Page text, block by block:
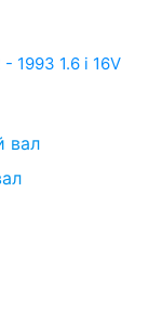
- 1993 1.6 i 16V
вал